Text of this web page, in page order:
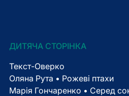
ДИТЯЧА СТОРІНКА
Текст-Оверко
Оляна Рута • Рожеві птахи
Марія Гончаренко • Серед